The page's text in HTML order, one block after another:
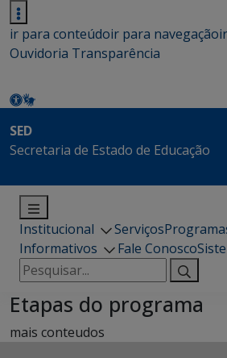
ir para conteúdoir para navegação
Ouvidoria Transparência
SED
Secretaria de Estado de Educação
Institucional Serviços
Informativos
Fale Conosco
Pesquisar
por:
Etapas do programa
mais conteudos